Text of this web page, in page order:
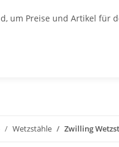
um Preise und Artikel für
Wetzstähle Zwilling